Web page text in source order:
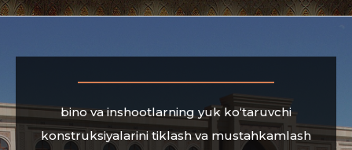
bino va inshootlarning yuk ko‘taruvchi
konstruksiyalarini tiklash va mustahkamlash